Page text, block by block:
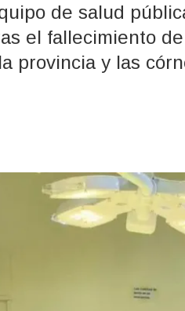
de salud
el fallecimiento
provincia y las